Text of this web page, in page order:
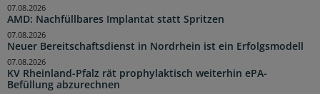
AMD: Nachfüllbares Implantat statt Spritzen
07.08.2026
Neuer Bereitschaftsdienst in Nordrhein ist ein Erfolgsmodell
07.08.2026
KV Rheinland-Pfalz rät prophylaktisch weiterhin ePA-
Befüllung abzurechnen
07.08.2026